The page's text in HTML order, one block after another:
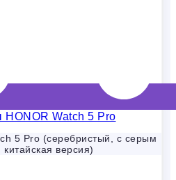
5 Pro (серебристый, с серым
версия)